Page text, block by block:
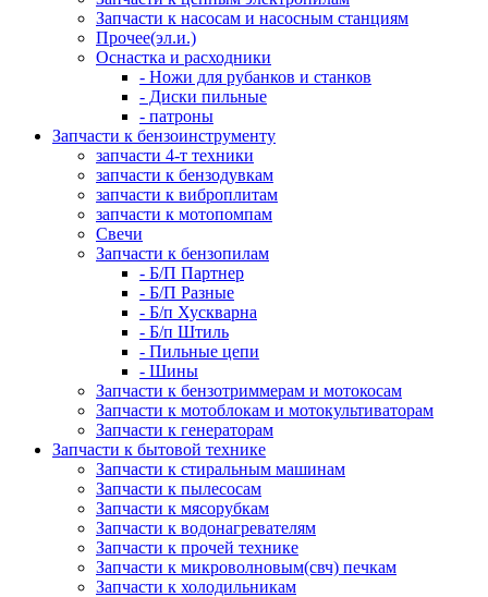
Запчасти к насосам и насосным станциям
Прочее(эл.и.)
Оснастка и расходники
- Ножи для рубанков и станков
- Диски пильные
- патроны
Запчасти к бензоинструменту
запчасти 4-т техники
запчасти к бензодувкам
запчасти к виброплитам
запчасти к мотопомпам
Свечи
Запчасти к бензопилам
- Б/П Партнер
- Б/П Разные
- Б/п Хускварна
- Б/п Штиль
- Пильные цепи
- Шины
Запчасти к бензотриммерам и мотокосам
Запчасти к мотоблокам и мотокультиваторам
Запчасти к генераторам
Запчасти к бытовой технике
Запчасти к стиральным машинам
Запчасти к пылесосам
Запчасти к мясорубкам
Запчасти к водонагревателям
Запчасти к прочей технике
Запчасти к микроволновым(свч) печкам
Запчасти к холодильникам